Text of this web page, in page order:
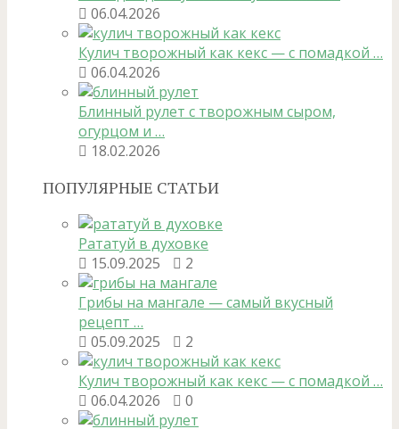
06.04.2026
Кулич творожный как кекс — с помадкой …
06.04.2026
Блинный рулет с творожным сыром,
огурцом и …
18.02.2026
ПОПУЛЯРНЫЕ СТАТЬИ
Рататуй в духовке
15.09.2025
2
Грибы на мангале — самый вкусный
рецепт …
05.09.2025
2
Кулич творожный как кекс — с помадкой …
06.04.2026
0